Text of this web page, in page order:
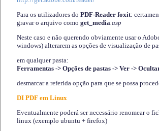
Para os utilizadores do PDF-Reader foxit:
gravar o arquivo como get_media.asp
Neste caso e não querendo obviamente usar o
windows) alterarem as opções de visualização de
em qualquer pasta:
Ferramentas -> Opções de pastas -> Ver ->
desmarcar a referida opção para que se possa
DI PDF em Linux
Eventualmente poderá ser necessário renomear o
linux (exemplo ubuntu + firefox)